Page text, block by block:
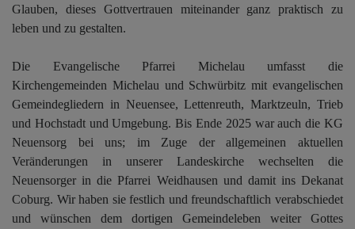
Glauben, dieses Gottvertrauen miteinander ganz praktisch zu
leben und zu gestalten.
Die Evangelische Pfarrei Michelau umfasst die
Kirchengemeinden Michelau und Schwürbitz mit evangelischen
Gemeindegliedern in Neuensee, Lettenreuth, Marktzeuln, Trieb
und Hochstadt und Umgebung. Bis Ende 2025 war auch die KG
Neuensorg bei uns; im Zuge der allgemeinen aktuellen
Veränderungen in unserer Landeskirche wechselten die
Neuensorger in die Pfarrei Weidhausen und damit ins Dekanat
Coburg. Wir haben sie festlich und freundschaftlich verabschiedet
und wünschen dem dortigen Gemeindeleben weiter Gottes